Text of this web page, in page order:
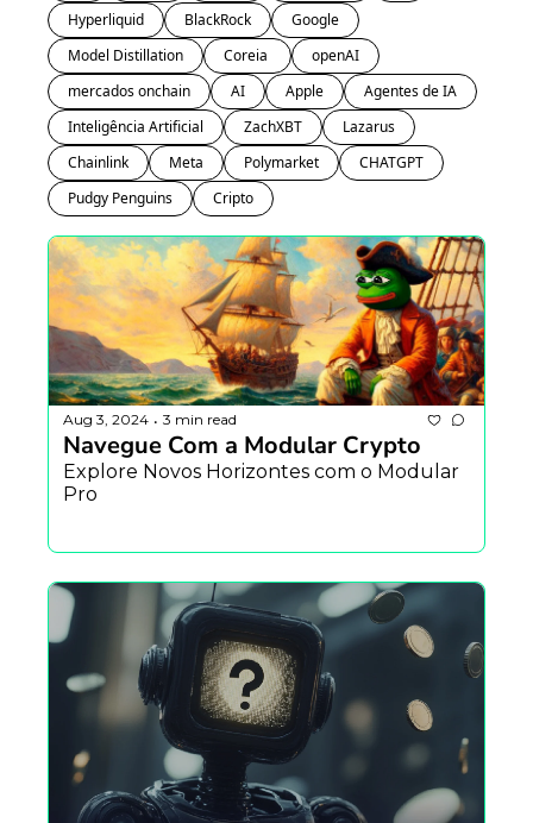
Hyperliquid
BlackRock
Google
Model Distillation
openAI
mercados onchain
AI Apple
Agentes de IA
Inteligência Artificial
ZachXBT
Lazarus
Chainlink
Meta Polymarket
CHATGPT
Pudgy Penguins
Cripto
Aug 3, 2024 • 3 min read
Navegue Com a Modular Crypto
Explore Novos Horizontes com o Modular
Pro